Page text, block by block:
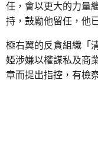
任，會以更大的力量
持，鼓勵他留任，他
極右翼的反貪組織「
婭涉嫌以權謀私及商
章而提出指控，有檢